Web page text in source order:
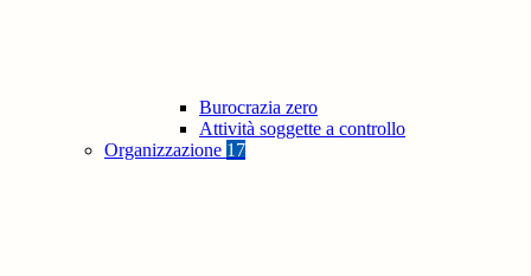
Burocrazia zero
Attività soggette a controllo
Organizzazione 17